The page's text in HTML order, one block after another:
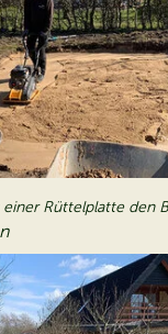
Rüttelplatte den